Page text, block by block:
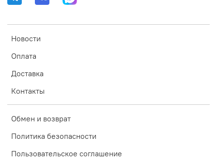
Новости
Оплата
Доставка
Контакты
Обмен и возврат
Политика безопасности
Пользовательское соглашение